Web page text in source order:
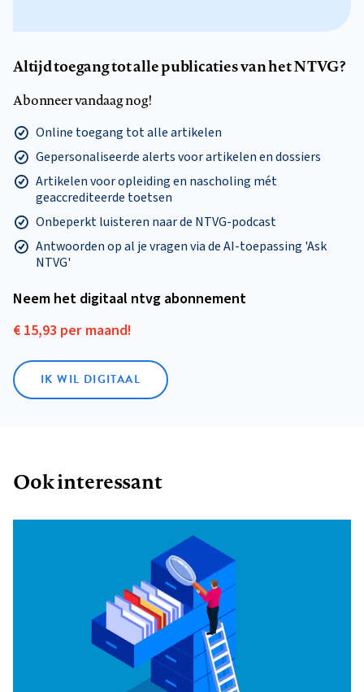
Altijd toegang tot alle publicaties van het NTVG?
Abonneer vandaag nog!
Online toegang tot alle artikelen
Gepersonaliseerde alerts voor artikelen en dossiers
Artikelen voor opleiding en nascholing mét
geaccrediteerde toetsen
Onbeperkt luisteren naar de NTVG-podcast
Antwoorden op al je vragen via de AI-toepassing 'Ask
NTVG'
Neem het digitaal ntvg abonnement
€ 15,93 per maand!
IK WIL DIGITAAL
Ook interessant